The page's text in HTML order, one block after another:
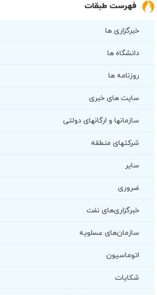
فهرست طبقات
خبرگزاری ها
دانشگاه ها
روزنامه ها
سایت های خبری
سازمانها و ارگانهای دولتی
شرکتهای منطقه
سایر
ضروری
خبرگزاری‌های نفت
سازمان‌های عسلویه
اتوماسیون
شکایات